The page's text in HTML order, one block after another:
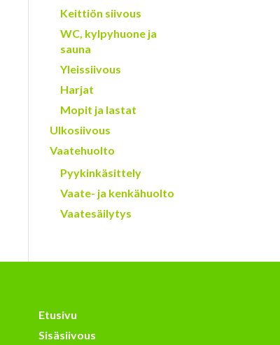
Keittiön siivous
WC, kylpyhuone ja
sauna
Yleissiivous
Harjat
Mopit ja lastat
Ulkosiivous
Vaatehuolto
Pyykinkäsittely
Vaate- ja kenkähuolto
Vaatesäilytys
Etusivu
Sisäsiivous